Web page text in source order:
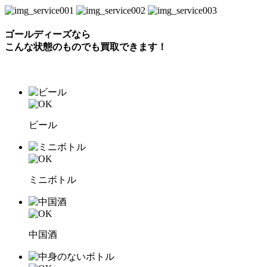
ゴールディーズなら
こんな状態のものでも買取できます！
ビール
ミニボトル
中国酒